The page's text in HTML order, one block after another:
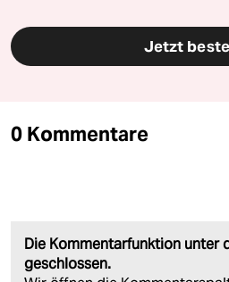
Jetzt
0 Kommentare
Die Kommentarfunktion unter
geschlossen.